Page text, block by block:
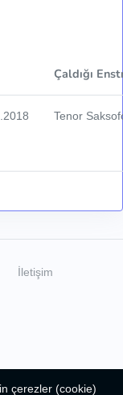
Çaldığı
Tenor
İletişim
çerezler (cookie)